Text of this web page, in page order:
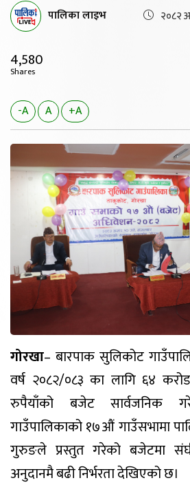
पालिका लाइभ २०८२
4,580
Shares
-A A +A
गोरखा– बारपाक सुलिकोट
वर्ष २०८२/०८३ का लागि ६४
रुपैयाँको बजेट सार्वजनिक
गाउँपालिकाको १७औं गाउँसभामा
गुरुङले प्रस्तुत गरेको बजेटमा
अनुदानमै बढी निर्भरता देखिएको छ।